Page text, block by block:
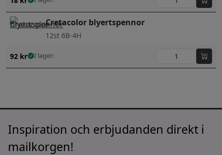
Cretacolor blyertspennor
12st 6B-4H
92 kr I lager:
Inspiration och erbjudanden direkt i
mailkorgen!